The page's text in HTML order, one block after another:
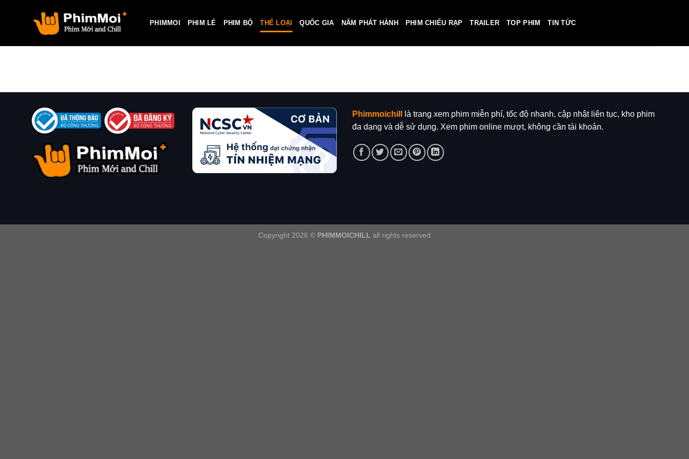
PHIMMOI PHIM LẺ PHIM BỘ THỂ LOẠI QUỐC GIA NĂM PHÁT HÀNH PHIM CHIẾU RẠP TRAILER TOP PHIM TIN TỨC
Phimmoichill
là trang xem phim miễn phí, tốc độ nhanh, cập nhật liên tục, kho phim
đa dạng và dễ sử dụng. Xem phim online mượt, không cần tài khoản.
Copyright 2026 © PHIMMOICHILL all rights reserved